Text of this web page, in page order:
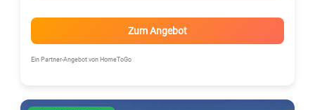
Zum Angebot
Ein Partner-Angebot von HomeToGo